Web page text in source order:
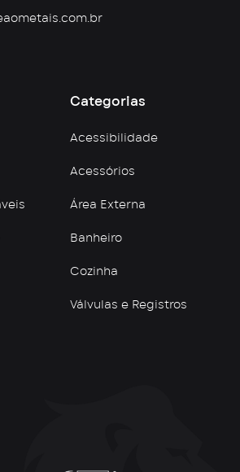
Categorias
Acessibilidade
Acessórios
Área Externa
Banheiro
Cozinha
Válvulas e Registros